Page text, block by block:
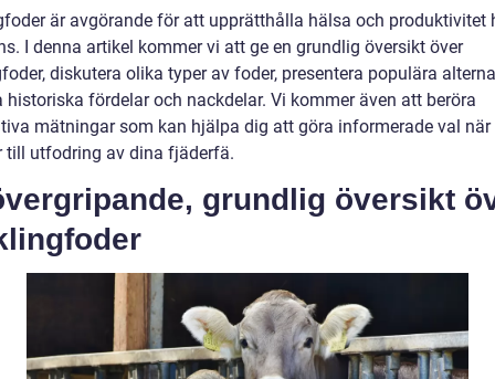
är avgörande för att upprätthålla hälsa och produktivitet
I denna artikel kommer vi att ge en grundlig översikt över
diskutera olika typer av foder, presentera populära
historiska fördelar och nackdelar. Vi kommer även att beröra
mätningar som kan hjälpa dig att göra informerade val när
till utfodring av dina fjäderfä.
grundlig översikt